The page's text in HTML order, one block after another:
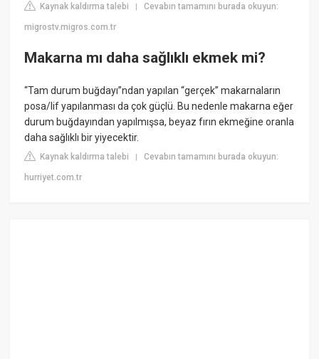
Kaynak kaldırma talebi |Cevabın tamamını burada okuyun:
migrostv.migros.com.tr
Makarna mı daha sağlıklı ekmek mi?
“Tam durum buğdayı”ndan yapılan “gerçek” makarnaların
posa/lif yapılanması da çok güçlü. Bu nedenle makarna eğer
durum buğdayından yapılmışsa, beyaz fırın ekmeğine oranla
daha sağlıklı bir yiyecektir.
Kaynak kaldırma talebi |Cevabın tamamını burada okuyun:
hurriyet.com.tr